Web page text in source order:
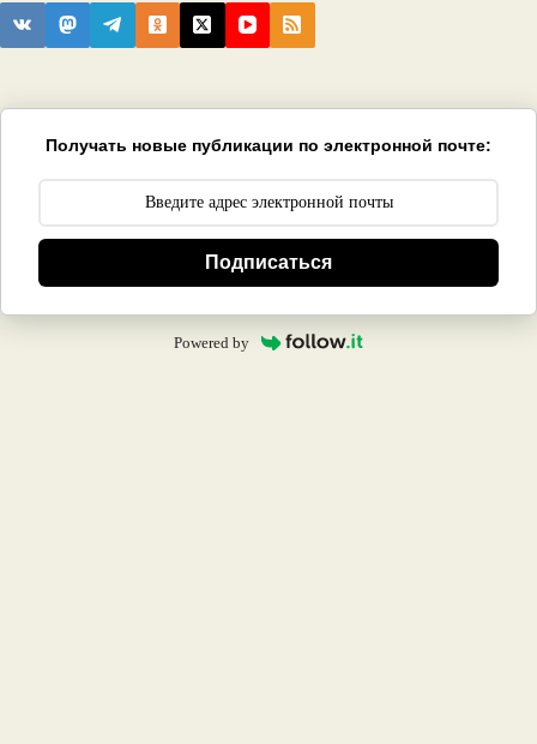
Получать новые публикации по электронной почте:
Подписаться
Powered by